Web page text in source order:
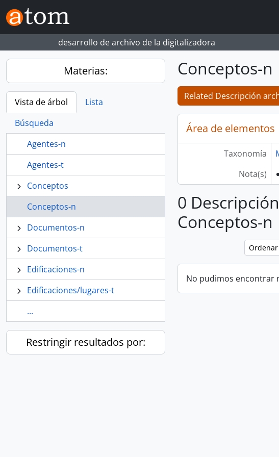
Skip to main content
desarrollo de archivo de la digitalizadora
Materias:
Vista de árbol
Lista
Búsqueda
Agentes-n
Agentes-t
Conceptos
Conceptos-n
Documentos-n
Documentos-t
Edificaciones-n
Edificaciones/lugares-t
...
Restringir resultados por:
Conceptos-n
Related Descripción
Área de elementos
Taxonomía
Nota(s)
0
Conceptos-n
No pudimos encontrar